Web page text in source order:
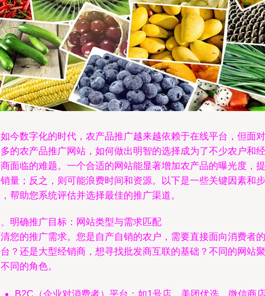
今数字化的时代，农产品推广越来越依赖于在线平台，但面对
的农产品推广网站，如何做出明智的选择成为了不少农户和经
面临的难题。一个合适的网站能显著增加农产品的曝光度，提
量；反之，则可能浪费时间和资源。以下是一些关键因素和步
帮助您系统评估并选择最佳的推广渠道。
明确推广目标：网站类型与需求匹配
您的推广需求。您是自产自销的农户，需要直接面向消费者的
？还是大型经销商，想寻找批发商互联的基础？不同的网站聚
同的角色。
B2C（企业对消费者）平台：如1号店、美团优选、微信商